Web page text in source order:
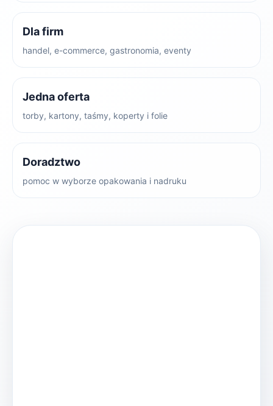
Dla firm
handel, e-commerce, gastronomia, eventy
Jedna oferta
torby, kartony, taśmy, koperty i folie
Doradztwo
pomoc w wyborze opakowania i nadruku